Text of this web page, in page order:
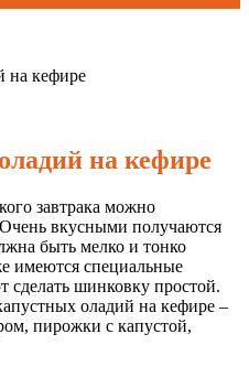
на кефире
на кефире
завтрака можно
вкусными получаются
быть мелко и тонко
имеются специальные
сделать шинковку простой.
оладий на кефире –
пирожки с капустой,